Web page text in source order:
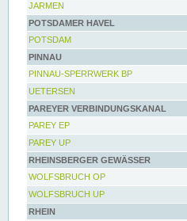
JARMEN
POTSDAMER HAVEL
POTSDAM
PINNAU
PINNAU-SPERRWERK BP
UETERSEN
PAREYER VERBINDUNGSKANAL
PAREY EP
PAREY UP
RHEINSBERGER GEWÄSSER
WOLFSBRUCH OP
WOLFSBRUCH UP
RHEIN